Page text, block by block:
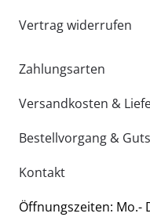
Vertrag widerrufen
Zahlungsarten
Versandkosten &
Bestellvorgang &
Kontakt
Öffnungszeiten: Mo.-